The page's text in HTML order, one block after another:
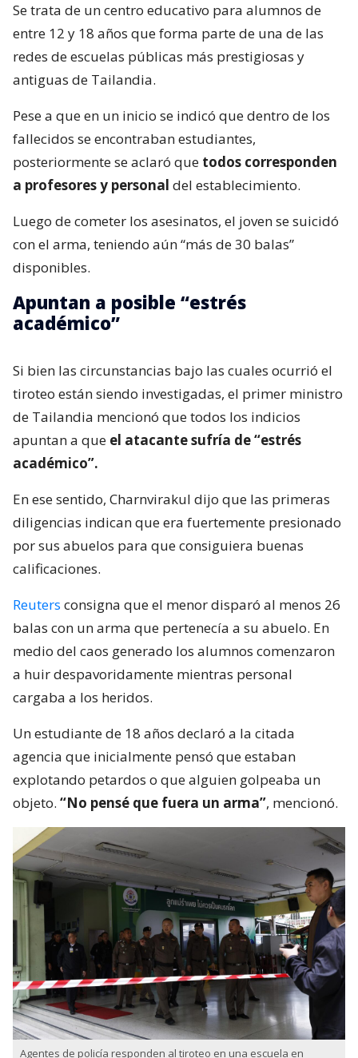
Se trata de un centro educativo para alumnos de
entre 12 y 18 años que forma parte de una de las
redes de escuelas públicas más prestigiosas y
antiguas de Tailandia.
Pese a que en un inicio se indicó que dentro de los
fallecidos se encontraban estudiantes,
posteriormente se aclaró que todos corresponden
a profesores y personal del establecimiento.
Luego de cometer los asesinatos, el joven se suicidó
con el arma, teniendo aún “más de 30 balas”
disponibles.
Apuntan a posible “estrés
académico”
Si bien las circunstancias bajo las cuales ocurrió el
tiroteo están siendo investigadas, el primer ministro
de Tailandia mencionó que todos los indicios
apuntan a que el atacante sufría de “estrés
académico”.
En ese sentido, Charnvirakul dijo que las primeras
diligencias indican que era fuertemente presionado
por sus abuelos para que consiguiera buenas
calificaciones.
Reuters consigna que el menor disparó al menos 26
balas con un arma que pertenecía a su abuelo. En
medio del caos generado los alumnos comenzaron
a huir despavoridamente mientras personal
cargaba a los heridos.
Un estudiante de 18 años declaró a la citada
agencia que inicialmente pensó que estaban
explotando petardos o que alguien golpeaba un
objeto. “No pensé que fuera un arma”, mencionó.
Agentes de policía responden al tiroteo en una escuela en